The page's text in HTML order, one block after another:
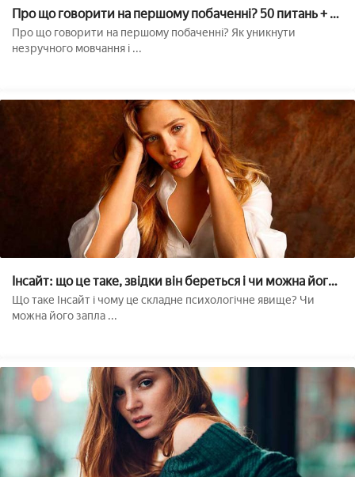
Про що говорити на першому побаченні? 50 питань + 6
порад
Про що говорити на першому побаченні? Як уникнути
незручного мовчання і ...
Інсайт: що це таке, звідки він береться і чи можна його
залучити??
Що таке Інсайт і чому це складне психологічне явище? Чи
можна його запла ...